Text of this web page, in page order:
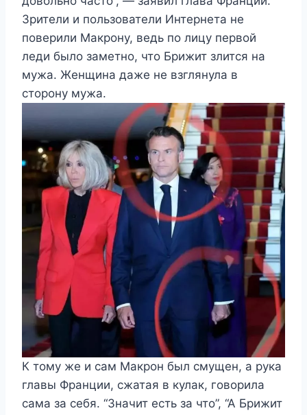
Зрители и пользователи Интернета не
поверили Макрону, ведь по лицу первой
леди было заметно, что Брижит злится на
мужа. Женщина даже не взглянула в
сторону мужа.
К тому же и сам Макрон был смущен, а рука
главы Франции, сжатая в кулак, говорила
сама за себя. “Значит есть за что”, “А Брижит